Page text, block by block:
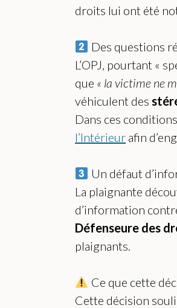
droits lui ont été
Des questions
L’OPJ, pourtant «
que « la victime ne
véhiculent des
Dans ces
l’Intérieur afin
Un défaut
La plaignante
d’information
Défenseure des
plaignants.
Ce que cette
Cette décision